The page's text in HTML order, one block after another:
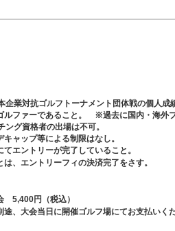
企業対抗ゴルフトーナメント団体戦の個人成
ルファーであること。 ※過去に国内・海外
ング資格者の出場は不可。
キャップ等による制限はなし。
てエントリーが完了していること。
、エントリーフィの決済完了をさす。
5,400円（税込）
、大会当日に開催ゴルフ場にてお支払いくだ